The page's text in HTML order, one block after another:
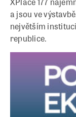
a jsou ve
největším
republice.